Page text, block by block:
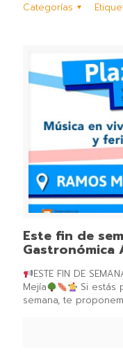
Categorías
Este fin de
Gastronómica
ESTE FIN DE
Mejía
Si estás
semana, te